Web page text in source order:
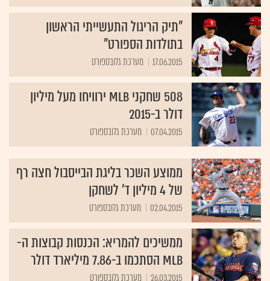
"תיק הריגול התעשייתי הראשון
בתולדות הספורט"
17.06.2015 מערכת גלובספורט
508 שחקני MLB ירוויחו מעל מיליון
דולר ב-2015
07.04.2015 מערכת גלובספורט
ממוצע השכר בליגת הבייסבול חצה רף
של 4 מיליון ד' לשחקן
02.04.2015 מערכת גלובספורט
ממשיכים להמריא: הכנסות קבוצות ה-
MLB הסתכמו ב-7.86 מיליארד דולר
26.03.2015 מערכת גלובספורט